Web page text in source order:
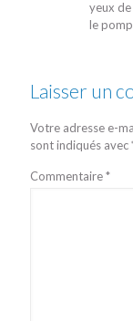
yeux
le
Laisser un
Votre adresse e-
sont indiqués avec
Commentaire*